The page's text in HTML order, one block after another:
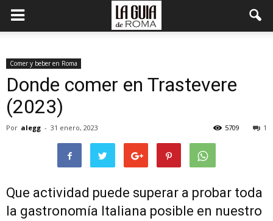
Comer y beber en Roma
Donde comer en Trastevere
(2023)
Por alegg - 31 enero, 2023 1
5709
Que actividad puede superar a probar toda
la gastronomía Italiana posible en nuestro